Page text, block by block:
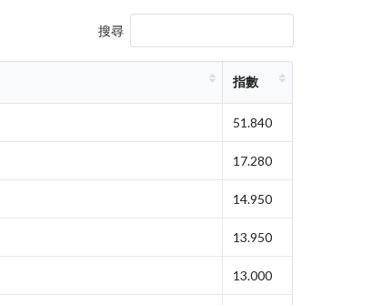
搜尋
指數
51.840
17.280
14.950
13.950
13.000